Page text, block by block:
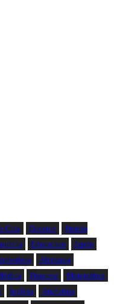
Cine Docente
Premio
Educacion
Japón
Alemania
Francesa
Matemática
Inglesa
Argentina